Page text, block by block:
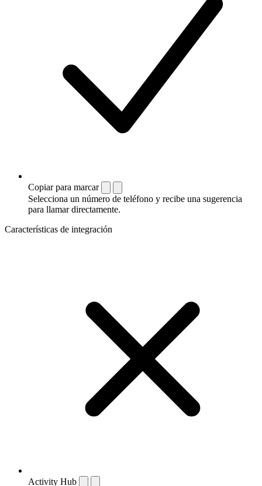
Copiar para marcar
Selecciona un número de teléfono y recibe una sugerencia
para llamar directamente.
Características de integración
Activity Hub